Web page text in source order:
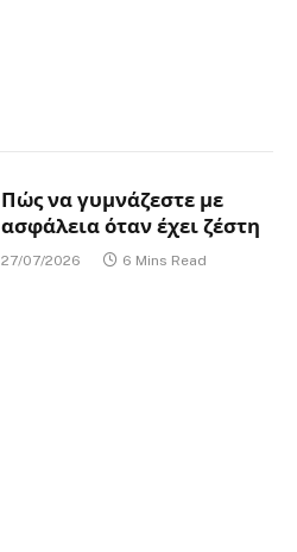
Πώς να γυμνάζεστε με
ασφάλεια όταν έχει ζέστη
27/07/2026 6 Mins Read